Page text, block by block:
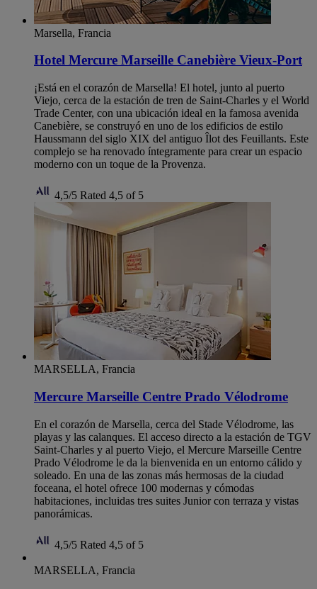
Marsella, Francia
Hotel Mercure Marseille Canebière Vieux-Port
¡Está en el corazón de Marsella! El hotel, junto al puerto
Viejo, cerca de la estación de tren de Saint-Charles y el World
Trade Center, con una ubicación ideal en la famosa avenida
Canebière, se construyó en uno de los edificios de estilo
Haussmann del siglo XIX del antiguo Îlot des Feuillants. Este
complejo se ha renovado íntegramente para crear un espacio
moderno con un toque de la Provenza.
4,5/5 Rated 4,5 of 5
MARSELLA, Francia
Mercure Marseille Centre Prado Vélodrome
En el corazón de Marsella, cerca del Stade Vélodrome, las
playas y las calanques. El acceso directo a la estación de TGV
Saint-Charles y al puerto Viejo, el Mercure Marseille Centre
Prado Vélodrome le da la bienvenida en un entorno cálido y
soleado. En una de las zonas más hermosas de la ciudad
foceana, el hotel ofrece 100 modernas y cómodas
habitaciones, incluidas tres suites Junior con terraza y vistas
panorámicas.
4,5/5 Rated 4,5 of 5
MARSELLA, Francia